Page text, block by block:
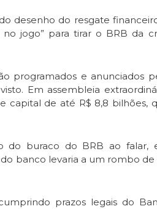
desenho do resgate
jogo” para tirar o BRB da
programados e anunciados
Em assembleia
capital de até R$ 8,8 bilhões,
do buraco do BRB ao falar,
banco levaria a um rombo de
prazos legais do